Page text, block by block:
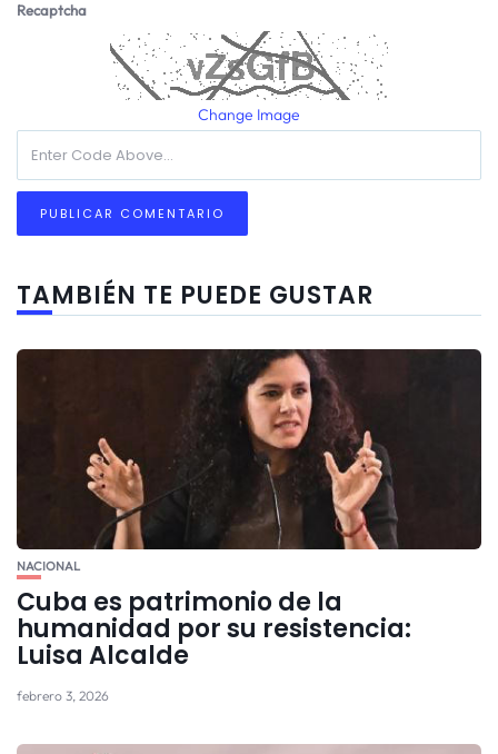
Recaptcha
Change Image
TAMBIÉN TE PUEDE GUSTAR
NACIONAL
Cuba es patrimonio de la
humanidad por su resistencia:
Luisa Alcalde
febrero 3, 2026